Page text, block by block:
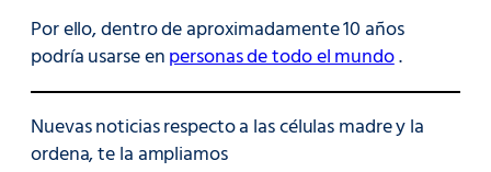
Por ello, dentro de aproximadamente 10 años
podría usarse enpersonas de todo el mundo.
Nuevas noticias respecto a las células madre y la
ordena, te la ampliamos